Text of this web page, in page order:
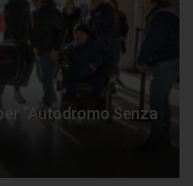
“Autodromo Senza